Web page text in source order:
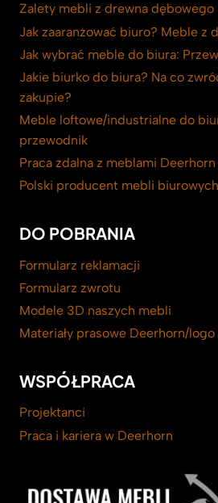
Zalety mebli z drewna dębowego
Jak zaaranżować biuro? Meble z
Jak wybrać meble do biura:
Jakie biurko do biura? Na co
zakupie?
Meble loftowe/industrialne do
przewodnik
Praca zdalna z meblami Deerhorn
Polski producent mebli biurowych
DO POBRANIA
Formularz reklamacji
Formularz zwrotu
Modele 3D naszych mebli
Materiały prasowe Deerhorn/logo
WSPÓŁPRACA
Projektanci
Praca i kariera w Deerhorn